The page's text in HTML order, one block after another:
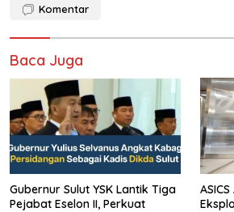
Komentar
Baca Juga
Gubernur Sulut YSK Lantik Tiga
Pejabat Eselon II, Perkuat